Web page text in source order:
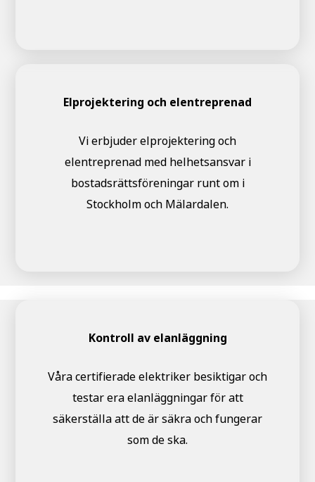
Elprojektering och elentreprenad
Vi erbjuder elprojektering och
elentreprenad med helhetsansvar i
bostadsrättsföreningar runt om i
Stockholm och Mälardalen.
Kontroll av elanläggning
Våra certifierade elektriker besiktigar och
testar era elanläggningar för att
säkerställa att de är säkra och fungerar
som de ska.